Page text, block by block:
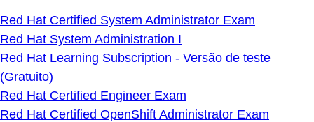
Red Hat Certified System Administrator Exam
Red Hat System Administration I
Red Hat Learning Subscription - Versão de teste
(Gratuito)
Red Hat Certified Engineer Exam
Red Hat Certified OpenShift Administrator Exam